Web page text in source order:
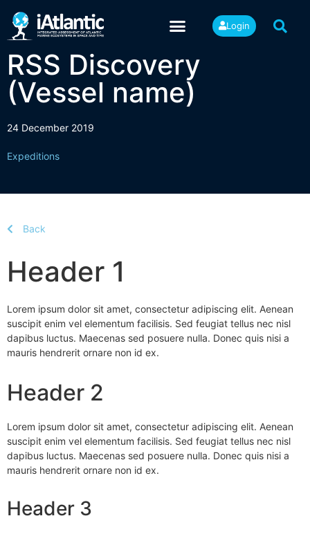
Login
RSS Discovery
(Vessel name)
24 December 2019
Expeditions
Back
Header 1
Lorem ipsum dolor sit amet, consectetur adipiscing elit. Aenean
suscipit enim vel elementum facilisis. Sed feugiat tellus nec nisl
dapibus luctus. Maecenas sed posuere nulla. Donec quis nisi a
mauris hendrerit ornare non id ex.
Header 2
Lorem ipsum dolor sit amet, consectetur adipiscing elit. Aenean
suscipit enim vel elementum facilisis. Sed feugiat tellus nec nisl
dapibus luctus. Maecenas sed posuere nulla. Donec quis nisi a
mauris hendrerit ornare non id ex.
Header 3